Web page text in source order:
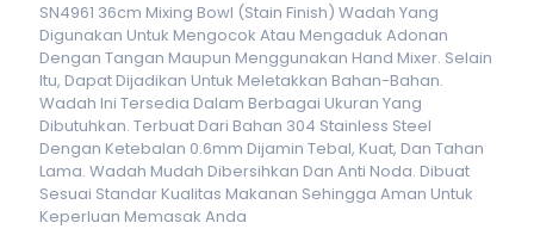
SN4961 36cm Mixing Bowl (Stain Finish) Wadah Yang
Digunakan Untuk Mengocok Atau Mengaduk Adonan
Dengan Tangan Maupun Menggunakan Hand Mixer. Selain
Itu, Dapat Dijadikan Untuk Meletakkan Bahan-Bahan.
Wadah Ini Tersedia Dalam Berbagai Ukuran Yang
Dibutuhkan. Terbuat Dari Bahan 304 Stainless Steel
Dengan Ketebalan 0.6mm Dijamin Tebal, Kuat, Dan Tahan
Lama. Wadah Mudah Dibersihkan Dan Anti Noda. Dibuat
Sesuai Standar Kualitas Makanan Sehingga Aman Untuk
Keperluan Memasak Anda